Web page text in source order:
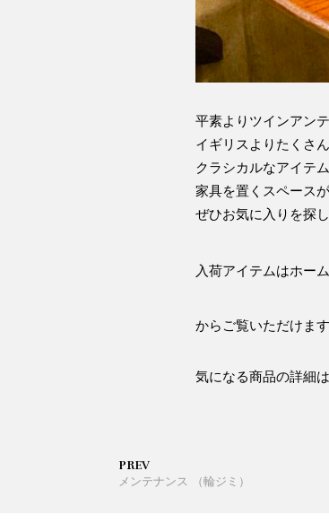
平素よりツインアン
イギリスよりたくさ
クラシカルなアイテ
家具を置くスペース
ぜひお気に入りを探
入荷アイテムはホー
からご覧いただけます
気になる商品の詳細
PREV
メンテナンス （輪ジミ）